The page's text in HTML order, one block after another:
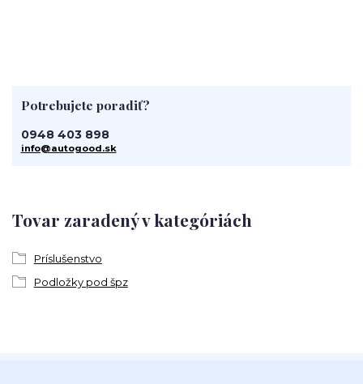
Tovar zaradený v kategóriách
Príslušenstvo
Podložky pod špz
Potrebujete poradiť?
0948 403 898
info@autogood.sk